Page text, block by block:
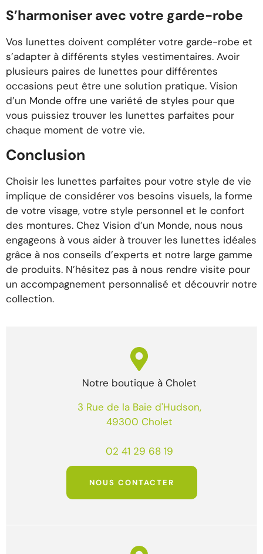
S’harmoniser avec votre garde-robe
Vos lunettes doivent compléter votre garde-robe et
s’adapter à différents styles vestimentaires. Avoir
plusieurs paires de lunettes pour différentes
occasions peut être une solution pratique. Vision
d’un Monde offre une variété de styles pour que
vous puissiez trouver les lunettes parfaites pour
chaque moment de votre vie.
Conclusion
Choisir les lunettes parfaites pour votre style de vie
implique de considérer vos besoins visuels, la forme
de votre visage, votre style personnel et le confort
des montures. Chez Vision d’un Monde, nous nous
engageons à vous aider à trouver les lunettes idéales
grâce à nos conseils d’experts et notre large gamme
de produits. N’hésitez pas à nous rendre visite pour
un accompagnement personnalisé et découvrir notre
collection.
Notre boutique à Cholet
3 Rue de la Baie d'Hudson,
49300 Cholet
02 41 29 68 19
NOUS CONTACTER